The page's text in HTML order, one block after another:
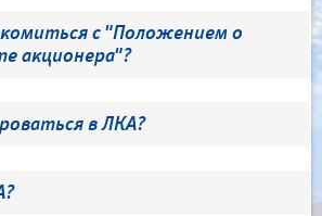
с "Положением о
акционера"?
в ЛКА?